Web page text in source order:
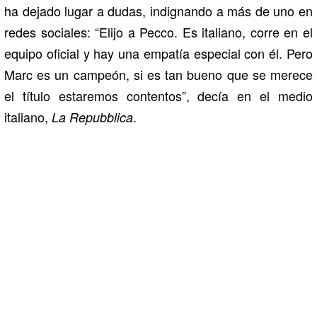
ha dejado lugar a dudas, indignando a más de uno en
redes sociales: “Elijo a Pecco. Es italiano, corre en el
equipo oficial y hay una empatía especial con él. Pero
Marc es un campeón, si es tan bueno que se merece
el título estaremos contentos”, decía en el medio
italiano, La Repubblica.